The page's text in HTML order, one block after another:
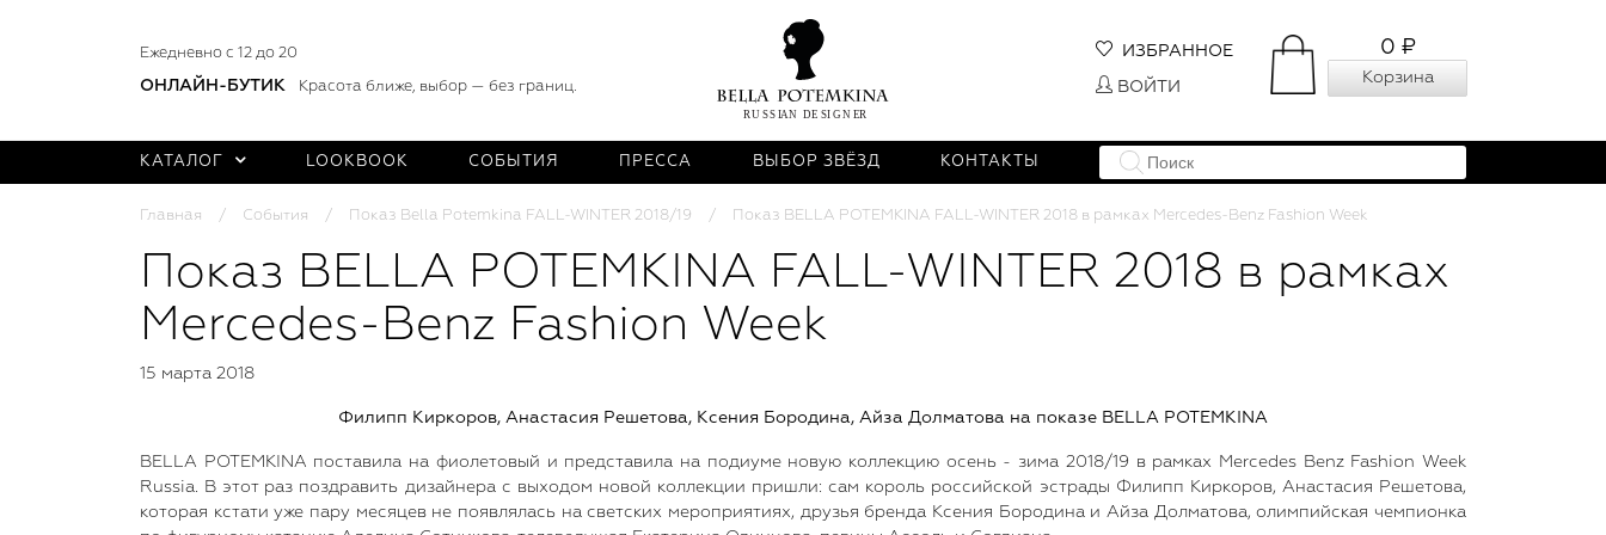
Ежедневно с 12 до 20
ОНЛАЙН-БУТИК Красота ближе, выбор — без границ.
0 ₽
Корзина
ИЗБРАННОЕ
ВОЙТИ
КАТАЛОГ LOOKBOOK СОБЫТИЯ ПРЕССА ВЫБОР ЗВЁЗД КОНТАКТЫ
Главная События Показ Bella Potemkina FALL-WINTER 2018/19 Показ BELLA POTEMKINA FALL-WINTER 2018 в рамках Mercedes-Benz Fashion Week
Показ BELLA POTEMKINA FALL-WINTER 2018 в рамках
Mercedes-Benz Fashion Week
15 марта 2018
Филипп Киркоров, Анастасия Решетова, Ксения Бородина, Айза Долматова на показе BELLA POTEMKINA
BELLA POTEMKINA поставила на фиолетовый и представила на подиуме новую коллекцию осень - зима 2018/19 в рамках Mercedes Benz Fashion Week
Russia. В этот раз поздравить дизайнера с выходом новой коллекции пришли: сам король российской эстрады Филипп Киркоров, Анастасия Решетова,
которая кстати уже пару месяцев не появлялась на светских мероприятиях, друзья бренда Ксения Бородина и Айза Долматова, олимпийская чемпионка